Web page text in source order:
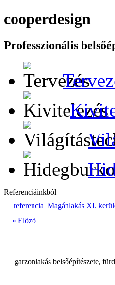
cooperdesign
Professzionális
Referenciáinkból
referencia Magánlakás XI.
« Előző
garzonlakás belsőépítészete,